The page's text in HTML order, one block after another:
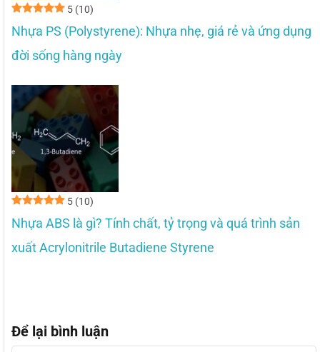
5 (10)
Nhựa PS (Polystyrene): Nhựa nhẹ, giá rẻ và ứng dụng
đời sống hàng ngày
5 (10)
Nhựa ABS là gì? Tính chất, tỷ trọng và quá trình sản
xuất Acrylonitrile Butadiene Styrene
Để lại bình luận